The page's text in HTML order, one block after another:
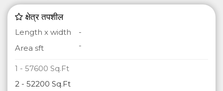
क्षेत्र तपशील
Length x width
-
Area sft
-
1 - 57600 Sq.Ft
2 - 52200 Sq.Ft